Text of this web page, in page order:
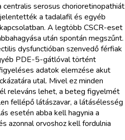
serosus chorioretinopathiát
a tadalafil és egyéb
A legtöbb CSCR-eset
után spontán megszűnt.
dysfunctióban szenvedő férfiak
PDE-5-gátlóval történt
adatok elemzése akut
utal. Mivel ez minden
releváns lehet, a beteg figyelmét
fellépő látászavar, a látásélesség
esetén abba kell hagynia a
azonnal orvoshoz kell fordulnia